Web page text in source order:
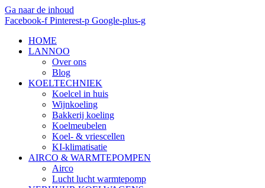
Ga naar de inhoud
Facebook-f Pinterest-p Google-plus-g
HOME
LANNOO
Over ons
Blog
KOELTECHNIEK
Koelcel in huis
Wijnkoeling
Bakkerij koeling
Koelmeubelen
Koel- & vriescellen
KI-klimatisatie
AIRCO & WARMTEPOMPEN
Airco
Lucht lucht warmtepomp